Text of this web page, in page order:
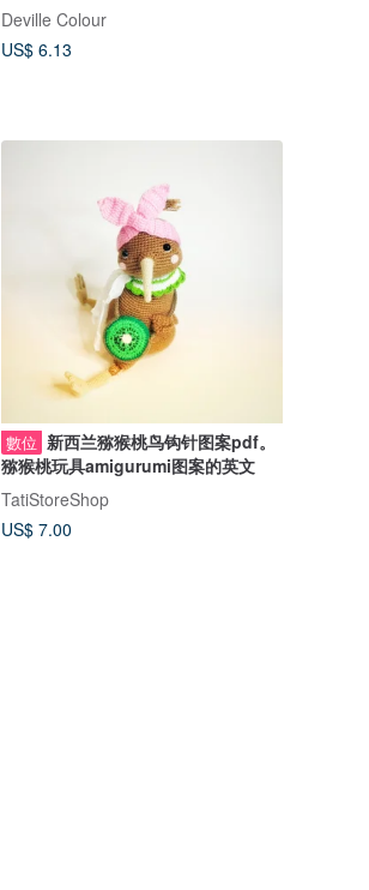
Deville Colour
US$ 6.13
數位 新西兰猕猴桃鸟钩针图案pdf。
猕猴桃玩具amigurumi图案的英文
TatiStoreShop
US$ 7.00